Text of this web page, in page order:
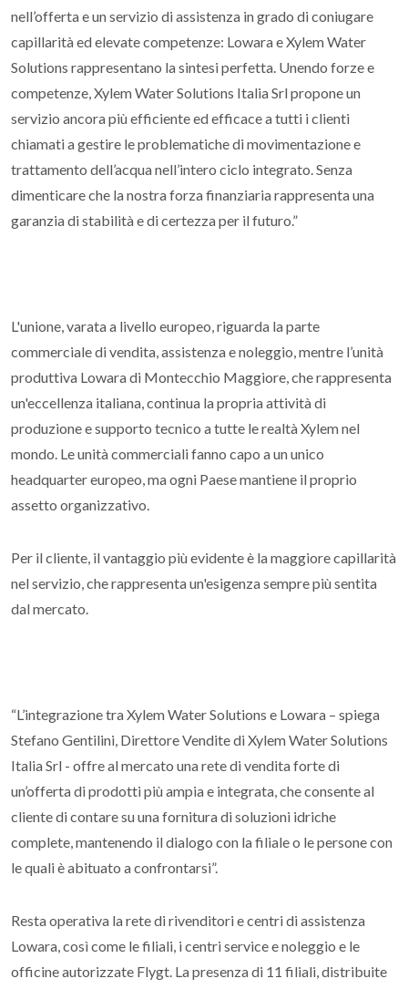
nell’offerta e un servizio di assistenza in grado di coniugare
capillarità ed elevate competenze: Lowara e Xylem Water
Solutions rappresentano la sintesi perfetta. Unendo forze e
competenze, Xylem Water Solutions Italia Srl propone un
servizio ancora più efficiente ed efficace a tutti i clienti
chiamati a gestire le problematiche di movimentazione e
trattamento dell’acqua nell’intero ciclo integrato. Senza
dimenticare che la nostra forza finanziaria rappresenta una
garanzia di stabilità e di certezza per il futuro.”
L'unione, varata a livello europeo, riguarda la parte
commerciale di vendita, assistenza e noleggio, mentre l’unità
produttiva Lowara di Montecchio Maggiore, che rappresenta
un'eccellenza italiana, continua la propria attività di
produzione e supporto tecnico a tutte le realtà Xylem nel
mondo. Le unità commerciali fanno capo a un unico
headquarter europeo, ma ogni Paese mantiene il proprio
assetto organizzativo.
Per il cliente, il vantaggio più evidente è la maggiore capillarità
nel servizio, che rappresenta un'esigenza sempre più sentita
dal mercato.
“L’integrazione tra Xylem Water Solutions e Lowara – spiega
Stefano Gentilini, Direttore Vendite di Xylem Water Solutions
Italia Srl - offre al mercato una rete di vendita forte di
un’offerta di prodotti più ampia e integrata, che consente al
cliente di contare su una fornitura di soluzioni idriche
complete, mantenendo il dialogo con la filiale o le persone con
le quali è abituato a confrontarsi”.
Resta operativa la rete di rivenditori e centri di assistenza
Lowara, così come le filiali, i centri service e noleggio e le
officine autorizzate Flygt. La presenza di 11 filiali, distribuite